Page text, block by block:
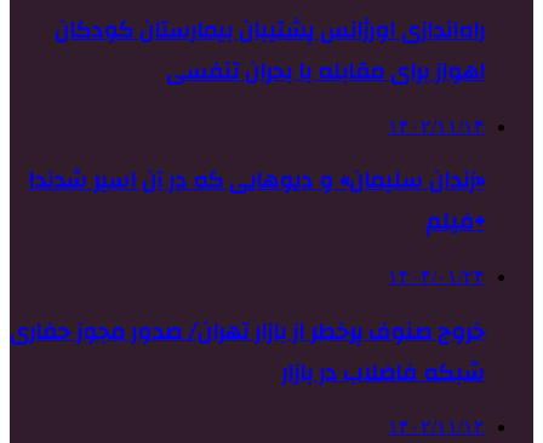
راه‌اندازی اورژانس پشتیبان بیمارستان کودکان
اهواز برای مقابله با بحران تنفسی
۱۴۰۲/۱۱/۱۴
«زندان سلیمان» و دیوهایی که در آن اسیر شدند!
+فیلم
۱۴۰۴/۰۱/۲۴
خروج صنوف پرخطر از بازار تهران/ صدور مجوز حفاری
شبکه فاضلاب در بازار
۱۴۰۲/۱۱/۱۲